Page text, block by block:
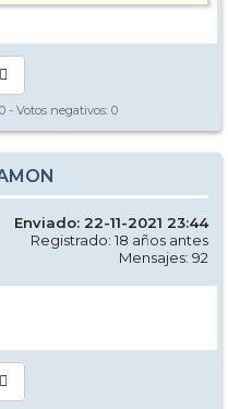
0 - Votos negativos: 0
Enviado: 22-11-2021 23:44
Registrado: 18 años antes
Mensajes: 92